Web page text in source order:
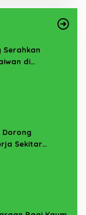
Serahkan
di
Dorong
Sekitar